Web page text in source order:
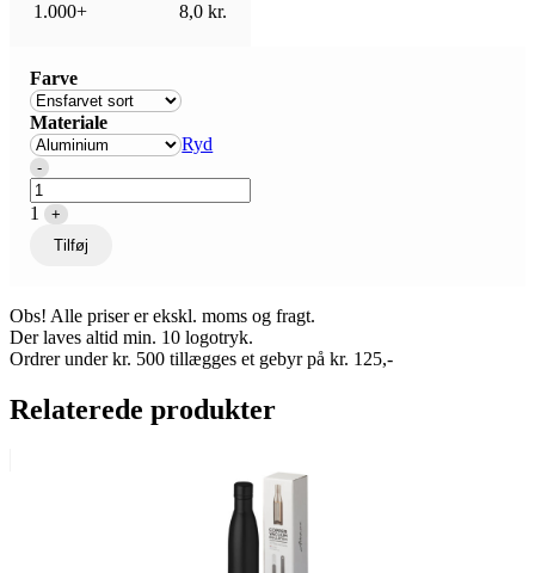
1.000+
8,0 kr.
Farve
Materiale
Ryd
Quantity
-
1
+
Tilføj
Obs! Alle priser er ekskl. moms og fragt.
Der laves altid min. 10 logotryk.
Ordrer under kr. 500 tillægges et gebyr på kr. 125,-
Relaterede produkter